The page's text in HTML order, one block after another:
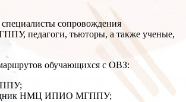
сопровождения
педагоги, тьюторы, а также ученые,
обучающихся с ОВЗ:
НМЦ ИПИО МГППУ;